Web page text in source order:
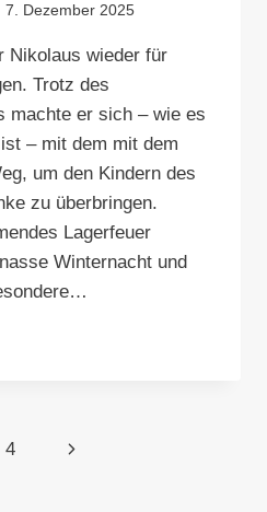
7. Dezember 2025
Nikolaus wieder für
Trotz des
machte er sich – wie es
– mit dem mit dem
um den Kindern des
zu überbringen.
Lagerfeuer
Winternacht und
4
Nächste